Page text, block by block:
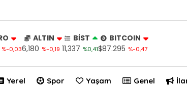
%-0,03
ALTIN
6,180 %-0,19
BİST
11,337 %0,41
BITCOIN
$87.295 %-0,47
Yerel Spor Yaşam Genel